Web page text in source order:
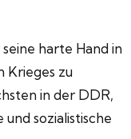
harte Hand in
Krieges zu
in der DDR,
sozialistische